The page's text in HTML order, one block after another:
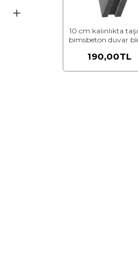
10 cm kalınlıkta
bimsbeton duvar
190,00TL